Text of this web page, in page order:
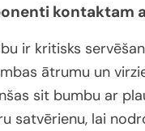
kontaktam
ir kritisks
ātrumu un
sit bumbu ar
satvērienu, lai